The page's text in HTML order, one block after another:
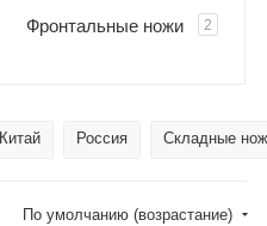
Фронтальные ножи 2
Китай Россия Складные
По умолчанию (возрастание)